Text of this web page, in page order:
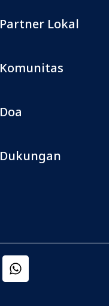
Partner Lokal
Komunitas
Doa
Dukungan